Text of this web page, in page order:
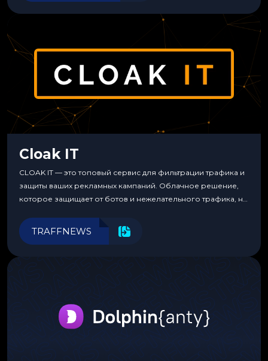
Cloak IT
CLOAK IT — это топовый сервис для фильтрации трафика и
защиты ваших рекламных кампаний. Облачное решение,
которое защищает от ботов и нежелательного трафика, не
программирования.
TRAFFNEWS